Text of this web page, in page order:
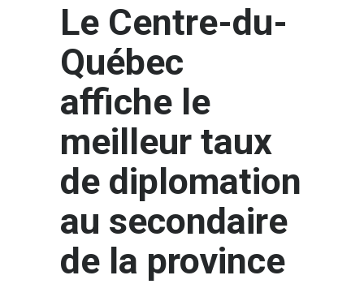
Le Centre-du-
Québec
affiche le
meilleur taux
de diplomation
au secondaire
de la province